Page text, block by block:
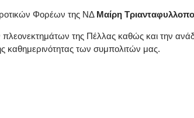
Φορέων της ΝΔ Μαίρη
της Πέλλας καθώς και την
καθημερινότητας των συμπολιτών μας.